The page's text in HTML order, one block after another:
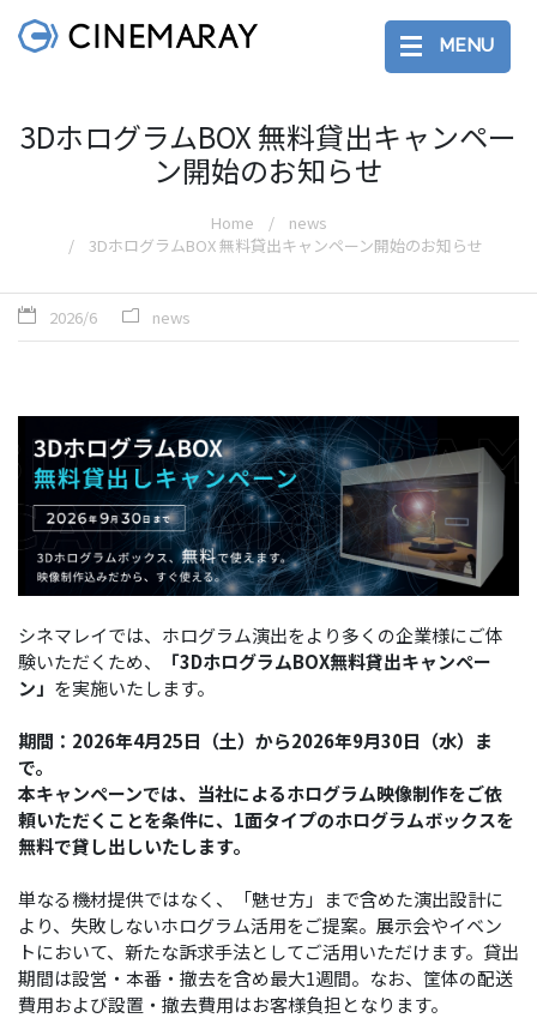
MENU
3DホログラムBOX 無料貸出キャンペー
ン開始のお知らせ
Home
news
3DホログラムBOX 無料貸出キャンペーン開始のお知らせ
2026/6 news
シネマレイでは、ホログラム演出をより多くの企業様にご体
験いただくため、
「3DホログラムBOX無料貸出キャンペー
ン」 を実施いたします。
期間：2026年4月25日（土）から2026年9月30日（水）ま
で。
本キャンペーンでは、当社によるホログラム映像制作をご依
頼いただくことを条件に、1面タイプのホログラムボックスを
無料で貸し出しいたします。
単なる機材提供ではなく、「魅せ方」まで含めた演出設計に
より、失敗しないホログラム活用をご提案。展示会やイベン
トにおいて、新たな訴求手法としてご活用いただけます。貸出
期間は設営・本番・撤去を含め最大1週間。なお、筐体の配送
費用および設置・撤去費用はお客様負担となります。